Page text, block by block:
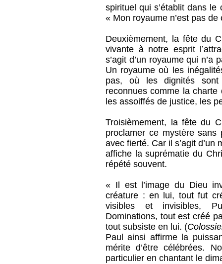
spirituel qui s’établit dans
« Mon royaume n’est pas
Deuxièmement, la fête du
vivante à notre esprit
s’agit d’un royaume qui
Un royaume où les
pas, où les dignités
reconnues comme la
les assoiffés de justice, les
Troisièmement, la fête du
proclamer ce mystère sans
avec fierté. Car il s’agit
affiche la suprématie du
répété souvent.
« Il est l’image du Dieu
créature : en lui, tout fut
visibles et invisibles,
Dominations, tout est créé
tout subsiste en lui. (
Paul ainsi affirme la
mérite d’être célébrées.
particulier en chantant le